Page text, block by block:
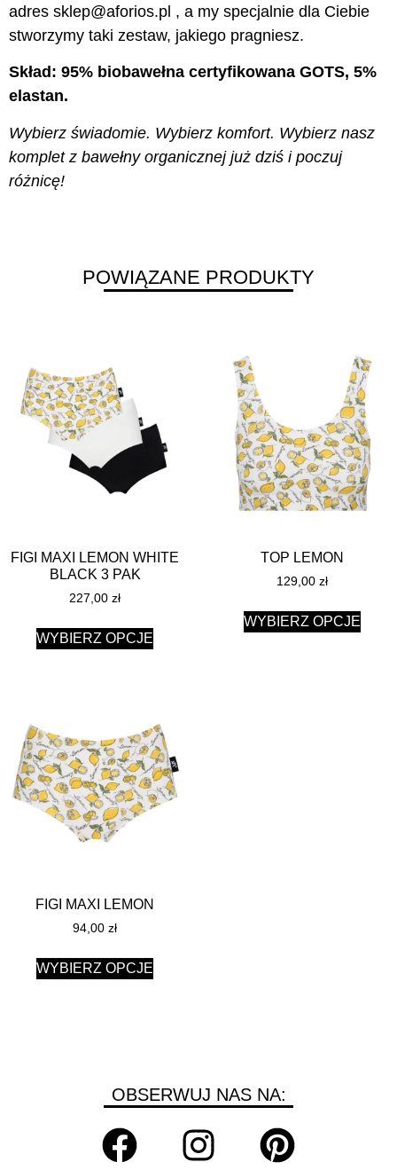
adres sklep@aforios.pl , a my specjalnie dla Ciebie
stworzymy taki zestaw, jakiego pragniesz.
Skład: 95% biobawełna certyfikowana GOTS, 5%
elastan.
Wybierz świadomie. Wybierz komfort. Wybierz nasz
komplet z bawełny organicznej już dziś i poczuj
różnicę!
POWIĄZANE PRODUKTY
FIGI MAXI LEMON WHITE
BLACK 3 PAK
227,00 zł
WYBIERZ OPCJE
TOP LEMON
129,00 zł
WYBIERZ OPCJE
FIGI MAXI LEMON
94,00 zł
WYBIERZ OPCJE
OBSERWUJ NAS NA: